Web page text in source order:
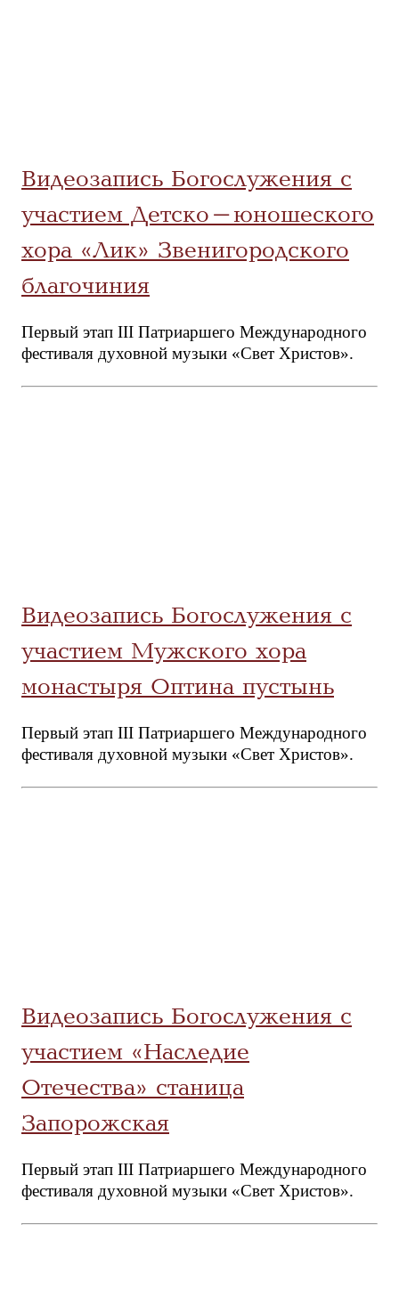
Видеозапись Богослужения с
участием Детско-юношеского
хора «Лик» Звенигородского
благочиния
Первый этап III Патриаршего Международного
фестиваля духовной музыки «Свет Христов».
Видеозапись Богослужения с
участием Мужского хора
монастыря Оптина пустынь
Первый этап III Патриаршего Международного
фестиваля духовной музыки «Свет Христов».
Видеозапись Богослужения с
участием «Наследие
Отечества» станица
Запорожская
Первый этап III Патриаршего Международного
фестиваля духовной музыки «Свет Христов».